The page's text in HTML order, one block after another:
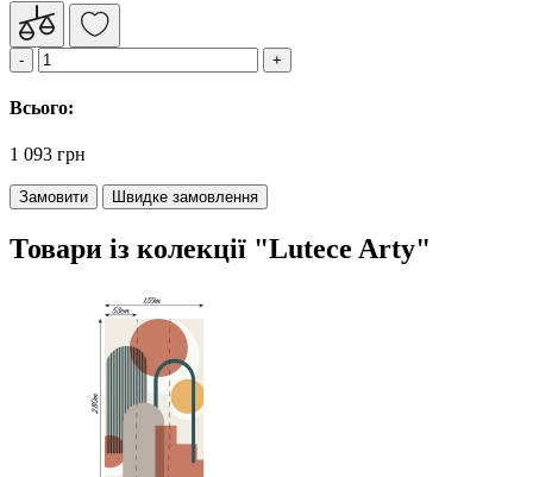
Всього:
1 093 грн
Замовити Швидке замовлення
Товари із колекції "Lutece Arty"